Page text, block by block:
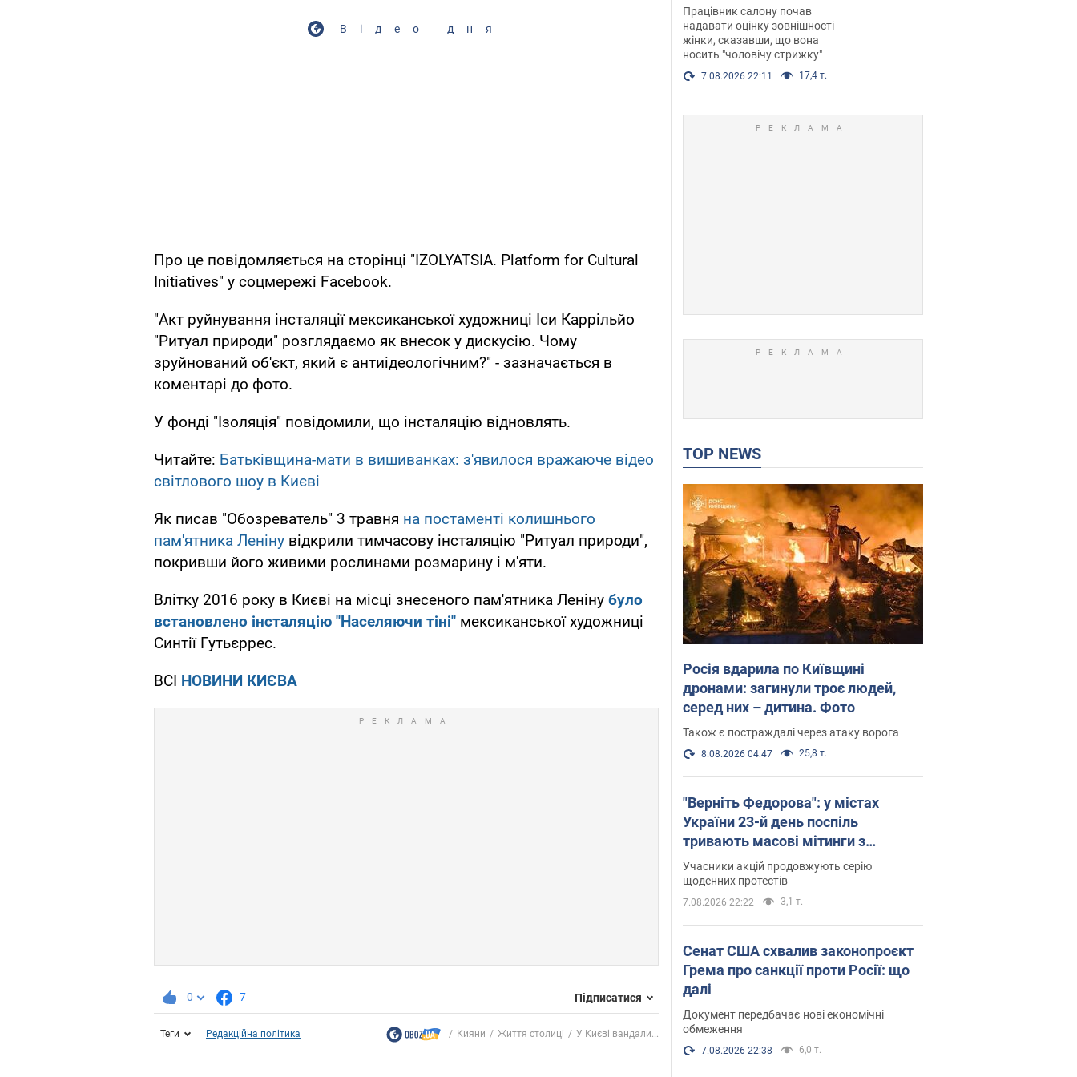
Відео дня
Про це повідомляється на сторінці "IZOLYATSIA. Platform for Cultural
Initiatives" у соцмережі Facebook.
"Акт руйнування інсталяції мексиканської художниці Іси Каррільйо
"Ритуал природи" розглядаємо як внесок у дискусію. Чому
зруйнований об'єкт, який є антиідеологічним?" - зазначається в
коментарі до фото.
У фонді "Ізоляція" повідомили, що інсталяцію відновлять.
Читайте: Батьківщина-мати в вишиванках: з'явилося вражаюче відео
світлового шоу в Києві
Як писав "Обозреватель" 3 травня на постаменті колишнього
пам'ятника Леніну відкрили тимчасову інсталяцію "Ритуал природи",
покривши його живими рослинами розмарину і м'яти.
Влітку 2016 року в Києві на місці знесеного пам'ятника Леніну було
встановлено інсталяцію "Населяючи тіні" мексиканської художниці
Синтії Гутьєррес.
ВСІ НОВИНИ КИЄВА
0 7 Підписатися
Теги Редакційна політика Кияни Життя столиці У Києві вандали...
після хімієтерапії,
розгорівся скандал.
Фото
Працівник салону почав
надавати оцінку зовнішності
жінки, сказавши, що вона
носить "чоловічу стрижку"
7.08.2026 22:11 17,4 т.
TOP NEWS
Росія вдарила по Київщині
дронами: загинули троє людей,
серед них – дитина. Фото
Також є постраждалі через атаку ворога
8.08.2026 04:47 25,8 т.
"Верніть Федорова": у містах
України 23-й день поспіль
тривають масові мітинги з
картонками. Фото і відео
Учасники акцій продовжують серію
щоденних протестів
7.08.2026 22:22 3,1 т.
Сенат США схвалив законопроєкт
Грема про санкції проти Росії: що
далі
Документ передбачає нові економічні
обмеження
7.08.2026 22:38 6,0 т.